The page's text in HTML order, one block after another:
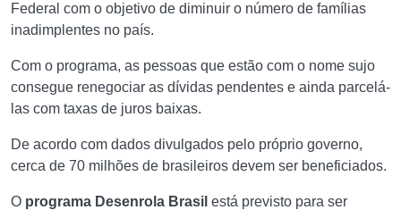
Federal com o objetivo de diminuir o número de famílias
inadimplentes no país.
Com o programa, as pessoas que estão com o nome sujo
consegue renegociar as dívidas pendentes e ainda parcelá-
las com taxas de juros baixas.
De acordo com dados divulgados pelo próprio governo,
cerca de 70 milhões de brasileiros devem ser beneficiados.
O programa Desenrola Brasil está previsto para ser